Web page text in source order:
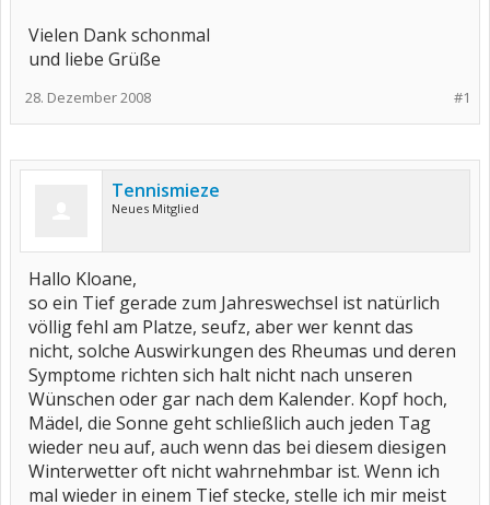
Vielen Dank schonmal
und liebe Grüße
#1
28. Dezember 2008
Tennismieze
Neues Mitglied
Hallo Kloane,
so ein Tief gerade zum Jahreswechsel ist natürlich
völlig fehl am Platze, seufz, aber wer kennt das
nicht, solche Auswirkungen des Rheumas und deren
Symptome richten sich halt nicht nach unseren
Wünschen oder gar nach dem Kalender. Kopf hoch,
Mädel, die Sonne geht schließlich auch jeden Tag
wieder neu auf, auch wenn das bei diesem diesigen
Winterwetter oft nicht wahrnehmbar ist. Wenn ich
mal wieder in einem Tief stecke, stelle ich mir meist